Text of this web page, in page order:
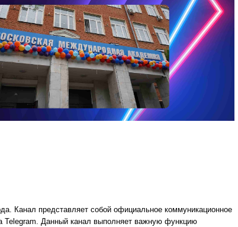
Канал представляет собой официальное коммуникационное
Telegram. Данный канал выполняет важную функцию